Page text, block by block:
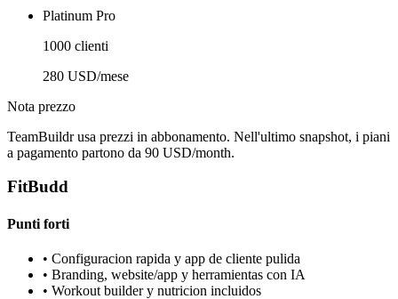
Platinum Pro
1000 clienti
280 USD/mese
Nota prezzo
TeamBuildr usa prezzi in abbonamento. Nell'ultimo snapshot, i piani
a pagamento partono da 90 USD/month.
FitBudd
Punti forti
• Configuracion rapida y app de cliente pulida
• Branding, website/app y herramientas con IA
• Workout builder y nutricion incluidos